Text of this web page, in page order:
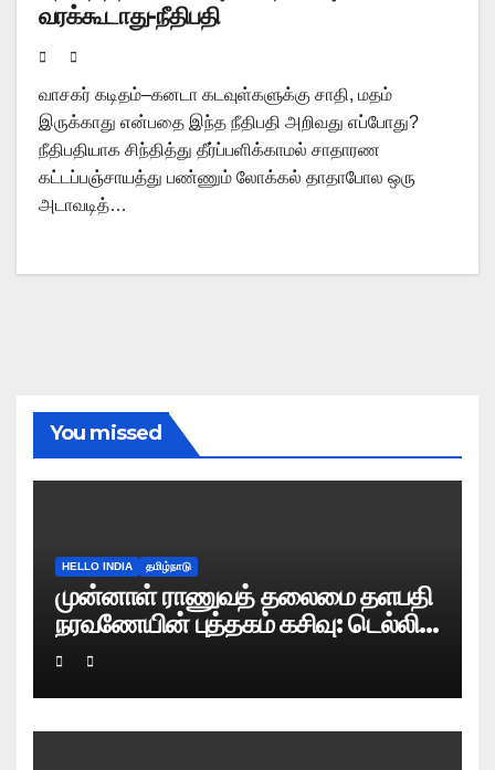
வரக்கூடாது-நீதிபதி
வாசகர் கடிதம்–கனடா கடவுள்களுக்கு சாதி, மதம்
இருக்காது என்பதை இந்த நீதிபதி அறிவது எப்போது?
நீதிபதியாக சிந்தித்து தீர்ப்பளிக்காமல் சாதாரண
கட்டப்பஞ்சாயத்து பண்ணும் லோக்கல் தாதாபோல ஒரு
அடாவடித்…
You missed
HELLO INDIA தமிழ்நாடு
முன்னாள் ராணுவத் தலைமை தளபதி
நரவணேயின் புத்தகம் கசிவு: டெல்லி
போலிஸ் வழக்குப் பதிவு!